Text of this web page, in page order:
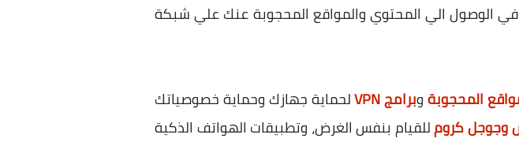
الوصول الي المحتوي والمواقع المحجوبة عنك علي شبكة
المحجوبةوبرامج VPN
لحماية جهازك وحماية خصوصياتك
وجوجل كرومللقيام بنفس الغرض، وتطبيقات الهواتف الذكية